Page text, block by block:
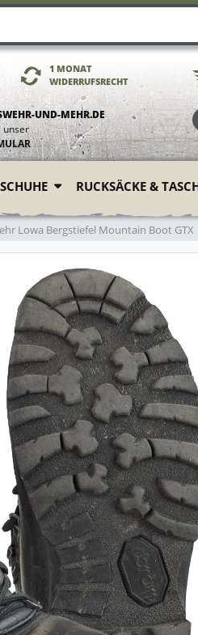
1 MONAT
WIDERRUFSRECHT
UND-MEHR.DE
unser
RUCKSÄCKE &
Lowa Bergstiefel Mountain Boot GTX